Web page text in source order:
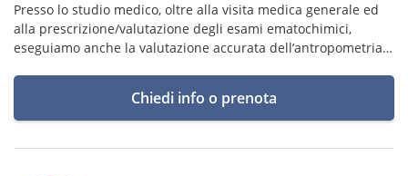
Presso lo studio medico, oltre alla visita medica generale ed
alla prescrizione/valutazione degli esami ematochimici,
eseguiamo anche la valutazione accurata dell’antropometria e
Chiedi info o prenota